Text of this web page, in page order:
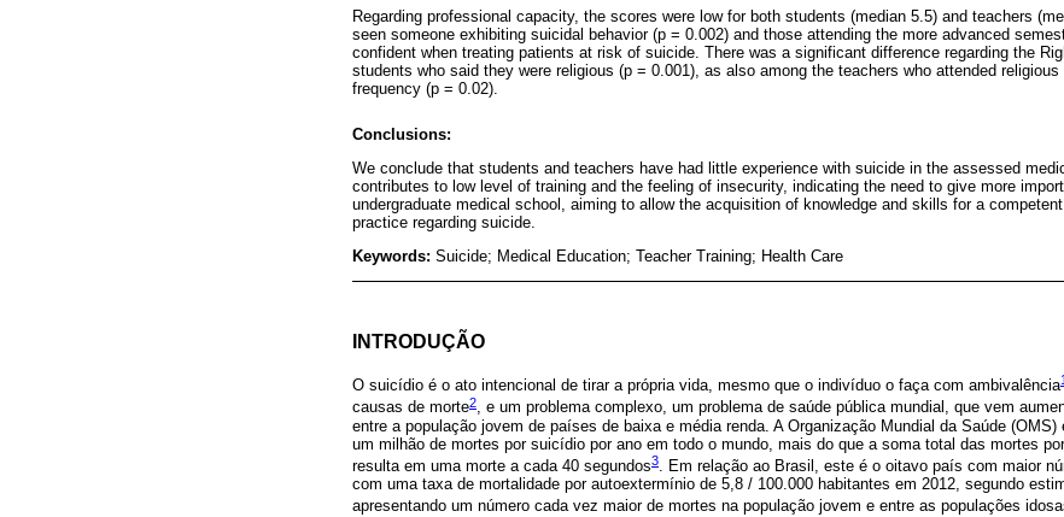
Regarding professional capacity, the scores were low for both students (median 5.5) and teachers
seen someone exhibiting suicidal behavior (p = 0.002) and those attending the more advanced
confident when treating patients at risk of suicide. There was a significant difference regarding the
students who said they were religious (p = 0.001), as also among the teachers who attended
frequency (p = 0.02).
Conclusions:
We conclude that students and teachers have had little experience with suicide in the assessed
contributes to low level of training and the feeling of insecurity, indicating the need to give more
undergraduate medical school, aiming to allow the acquisition of knowledge and skills for a
practice regarding suicide.
Keywords: Suicide; Medical Education; Teacher Training; Health Care
INTRODUÇÃO
O suicídio é o ato intencional de tirar a própria vida, mesmo que o indivíduo o faça com ambivalência1
causas de morte2, e um problema complexo, um problema de saúde pública mundial, que vem
entre a população jovem de países de baixa e média renda. A Organização Mundial da Saúde
um milhão de mortes por suicídio por ano em todo o mundo, mais do que a soma total das mortes
resulta em uma morte a cada 40 segundos3. Em relação ao Brasil, este é o oitavo país com maior
com uma taxa de mortalidade por autoextermínio de 5,8 / 100.000 habitantes em 2012, segundo
apresentando um número cada vez maior de mortes na população jovem e entre as populações